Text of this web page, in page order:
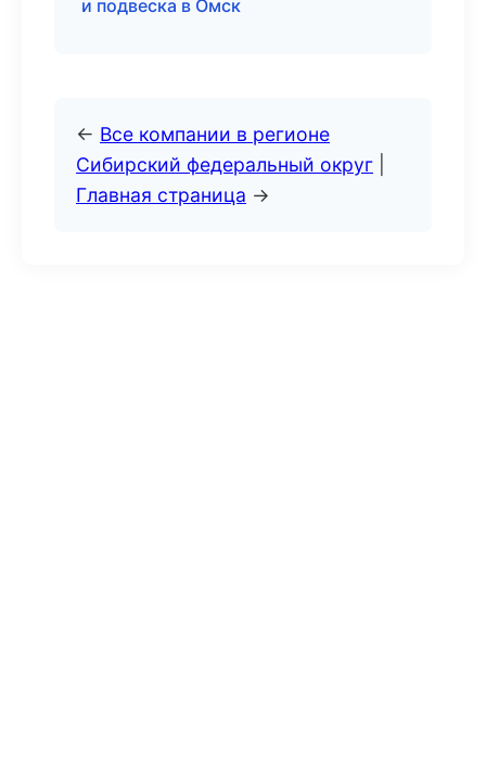
и подвеска в Омск
← Все компании в регионе
Сибирский федеральный округ
Главная страница →